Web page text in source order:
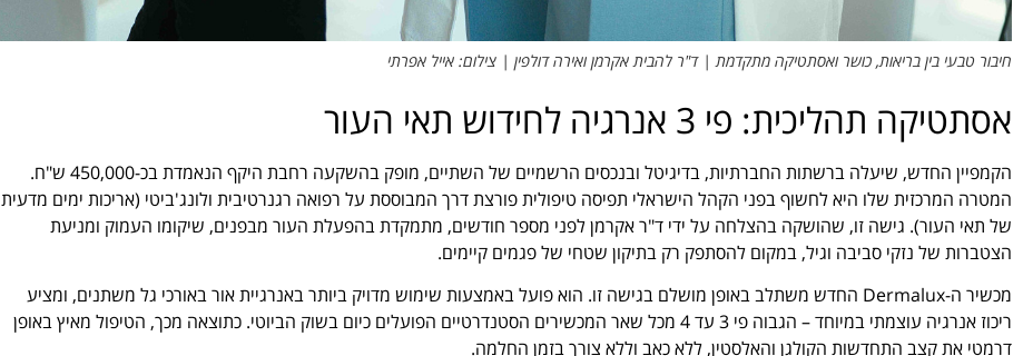
חיבור טבעי בין בריאות, כושר ואסתטיקה מתקדמת | ד"ר להבית אקרמן ואירה דולפין | צילום: אייל אפרתי
אסתטיקה תהליכית: פי 3 אנרגיה לחידוש תאי העור
הקמפיין החדש, שיעלה ברשתות החברתיות, בדיגיטל ובנכסים הרשמיים של השתיים, מופק בהשקעה רחבת היקף הנאמדת בכ-450,000 ש"ח.
המטרה המרכזית שלו היא לחשוף בפני הקהל הישראלי תפיסה טיפולית פורצת דרך המבוססת על רפואה רגנרטיבית ולונג'ביטי (אריכות ימים מדעית
של תאי העור). גישה זו, שהושקה בהצלחה על ידי ד"ר אקרמן לפני מספר חודשים, מתמקדת בהפעלת העור מבפנים, שיקומו העמוק ומניעת
הצטברות של נזקי סביבה וגיל, במקום להסתפק רק בתיקון שטחי של פגמים קיימים.
מכשיר ה-Dermalux החדש משתלב באופן מושלם בגישה זו. הוא פועל באמצעות שימוש מדויק ביותר באנרגיית אור באורכי גל משתנים, ומציע
ריכוז אנרגיה עוצמתי במיוחד – הגבוה פי 3 עד 4 מכל שאר המכשירים הסטנדרטיים הפועלים כיום בשוק הביוטי. כתוצאה מכך, הטיפול מאיץ באופן
דרמטי את קצב התחדשות הקולגן והאלסטין, ללא כאב וללא צורך בזמן החלמה.